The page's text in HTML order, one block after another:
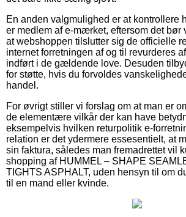
En anden valgmulighed er at kontrollere
er medlem af e-mærket, eftersom det
at webshoppen tilslutter sig de officielle
internet forretningen af og til revurderes
indført i de gældende love. Desuden
for støtte, hvis du forvoldes
handel.
For øvrigt stiller vi forslag om at man er
de elementære vilkår der kan have
eksempelvis hvilken returpolitik e-
relation er det ydermere essesentielt, at
sin faktura, således man fremadrettet vil
shopping af HUMMEL – SHAPE
TIGHTS ASPHALT, uden hensyn til om
til en mand eller kvinde.